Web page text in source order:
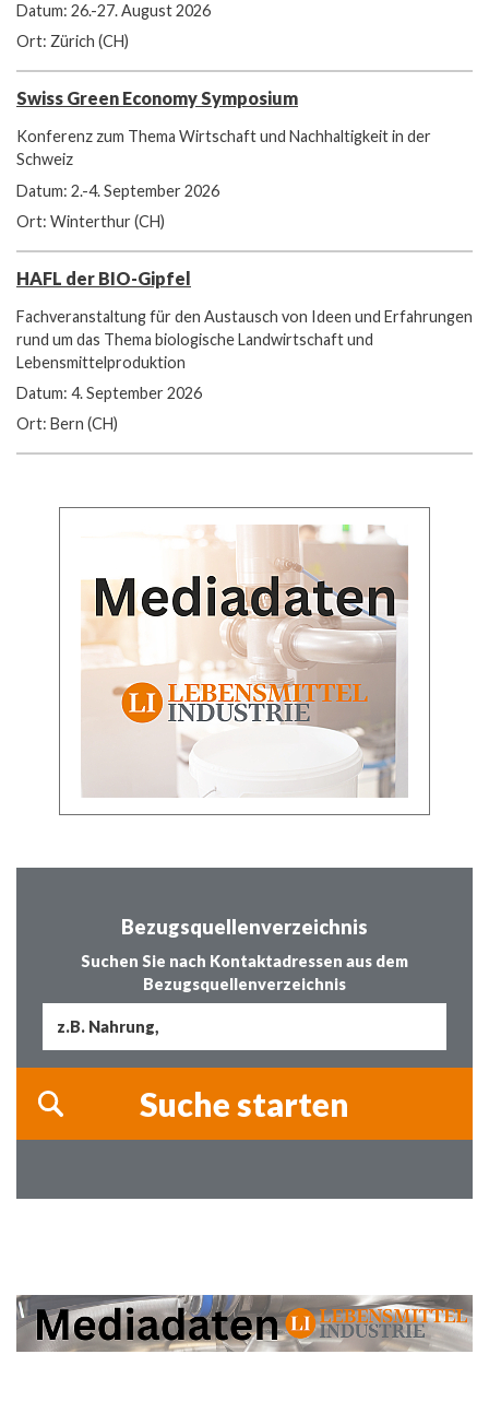
Datum: 26.-27. August 2026
Ort: Zürich (CH)
Swiss Green Economy Symposium
Konferenz zum Thema Wirtschaft und Nachhaltigkeit in der
Schweiz
Datum: 2.-4. September 2026
Ort: Winterthur (CH)
HAFL der BIO-Gipfel
Fachveranstaltung für den Austausch von Ideen und Erfahrungen
rund um das Thema biologische Landwirtschaft und
Lebensmittelproduktion
Datum: 4. September 2026
Ort: Bern (CH)
Bezugsquellenverzeichnis
Suchen Sie nach Kontaktadressen aus dem
Bezugsquellenverzeichnis